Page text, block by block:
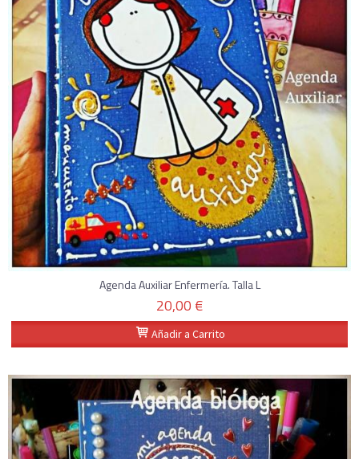
Agenda Auxiliar Enfermería. Talla L
20,00 €
Añadir a Carrito